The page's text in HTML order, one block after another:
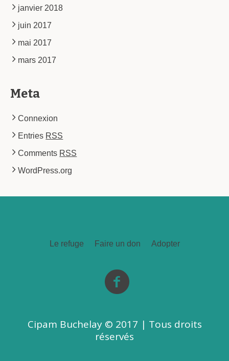
janvier 2018
juin 2017
mai 2017
mars 2017
Meta
Connexion
Entries RSS
Comments RSS
WordPress.org
Le refuge Faire un don Adopter
Cipam Buchelay © 2017 | Tous droits
réservés